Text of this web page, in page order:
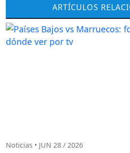
ARTÍCULOS
Noticias • JUN 28 / 2026